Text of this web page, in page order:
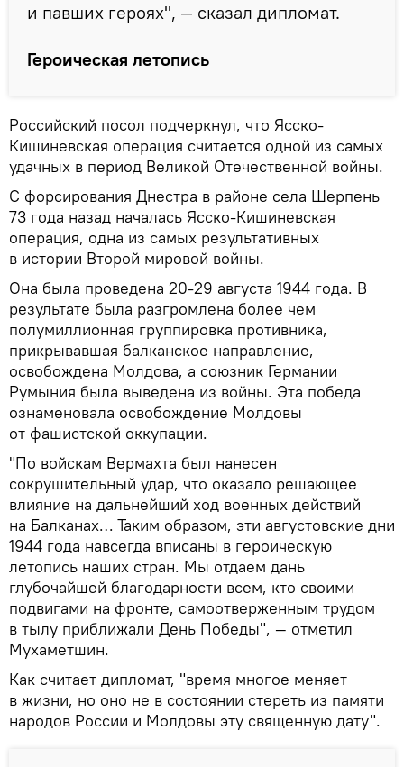
и павших героях", — сказал дипломат.
Героическая летопись
Российский посол подчеркнул, что Ясско-
Кишиневская операция считается одной из самых
удачных в период Великой Отечественной войны.
С форсирования Днестра в районе села Шерпень
73 года назад началась Ясско-Кишиневская
операция, одна из самых результативных
в истории Второй мировой войны.
Она была проведена 20-29 августа 1944 года. В
результате была разгромлена более чем
полумиллионная группировка противника,
прикрывавшая балканское направление,
освобождена Молдова, а союзник Германии
Румыния была выведена из войны. Эта победа
ознаменовала освобождение Молдовы
от фашистской оккупации.
"По войскам Вермахта был нанесен
сокрушительный удар, что оказало решающее
влияние на дальнейший ход военных действий
на Балканах… Таким образом, эти августовские дни
1944 года навсегда вписаны в героическую
летопись наших стран. Мы отдаем дань
глубочайшей благодарности всем, кто своими
подвигами на фронте, самоотверженным трудом
в тылу приближали День Победы", — отметил
Мухаметшин.
Как считает дипломат, "время многое меняет
в жизни, но оно не в состоянии стереть из памяти
народов России и Молдовы эту священную дату".